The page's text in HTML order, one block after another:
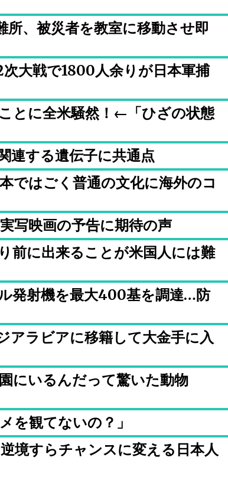
所、被災者を教室に移動させ即
大戦で1800人余りが日本軍捕
とに全米騒然！←「ひざの状態
連する遺伝子に共通点
ではごく普通の文化に海外のコ
写映画の予告に期待の声
前に出来ることが米国人には難
発射機を最大400基を調達…防
アラビアに移籍して大金手に入
にいるんだって驚いた動物
を観てないの？」
境すらチャンスに変える日本人